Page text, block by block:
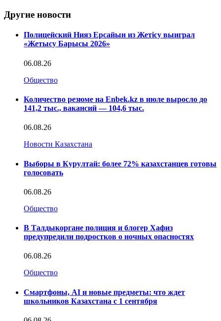
Другие новости
Полицейский Нияз Ерсайын из Жетісу выиграл
«Жетысу Барысы 2026»
06.08.26
Общество
Количество резюме на Enbek.kz в июле выросло до
141,2 тыс., вакансий — 104,6 тыс.
06.08.26
Новости Казахстана
Выборы в Курултай: более 72% казахстанцев готовы
голосовать
06.08.26
Общество
В Талдыкоргане полиция и блогер Хафиз
предупредили подростков о ночных опасностях
06.08.26
Общество
Смартфоны, AI и новые предметы: что ждет
школьников Казахстана с 1 сентября